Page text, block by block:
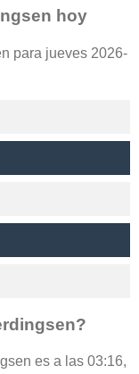
hoy
para jueves 2026-
es a las 03:16,